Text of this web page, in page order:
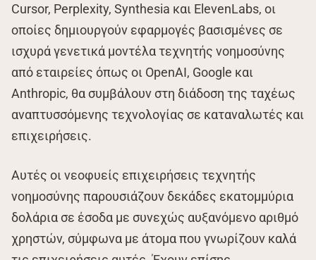
Cursor, Perplexity, Synthesia και ElevenLabs, οι
οποίες δημιουργούν εφαρμογές βασισμένες σε
ισχυρά γενετικά μοντέλα τεχνητής νοημοσύνης
από εταιρείες όπως οι OpenAI, Google και
Anthropic, θα συμβάλουν στη διάδοση της ταχέως
αναπτυσσόμενης τεχνολογίας σε καταναλωτές και
επιχειρήσεις.
Αυτές οι νεοφυείς επιχειρήσεις τεχνητής
νοημοσύνης παρουσιάζουν δεκάδες εκατομμύρια
δολάρια σε έσοδα με συνεχώς αυξανόμενο αριθμό
χρηστών, σύμφωνα με άτομα που γνωρίζουν καλά